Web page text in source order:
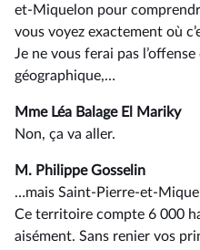
et-Miquelon pour
vous voyez exactement où
Je ne vous ferai pas
géographique,…
Mme Léa Balage El Mariky
Non, ça va aller.
M. Philippe Gosselin
…mais Saint-Pierre-et-
Ce territoire compte 6 000
aisément. Sans renier vos